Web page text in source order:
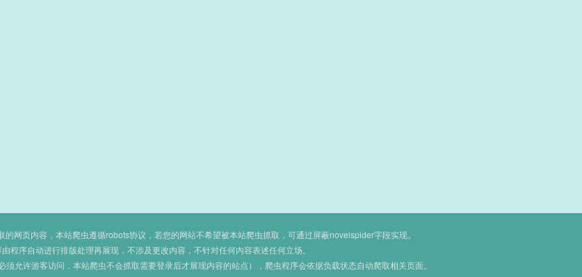
网页内容，本站爬虫遵循robots协议，若您的网站不希望被本站爬虫抓取，可通过屏蔽novelspider字段实现。
程序自动进行排版处理再展现，不涉及更改内容，不针对任何内容表述任何立场。
允许游客访问，本站爬虫不会抓取需要登录后才展现内容的站点），爬虫程序会依据负载状态自动爬取相关页面。